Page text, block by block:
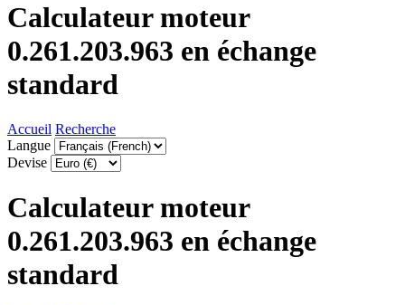
Calculateur moteur
0.261.203.963 en échange
standard
Accueil Recherche
Langue
Devise
Calculateur moteur
0.261.203.963 en échange
standard